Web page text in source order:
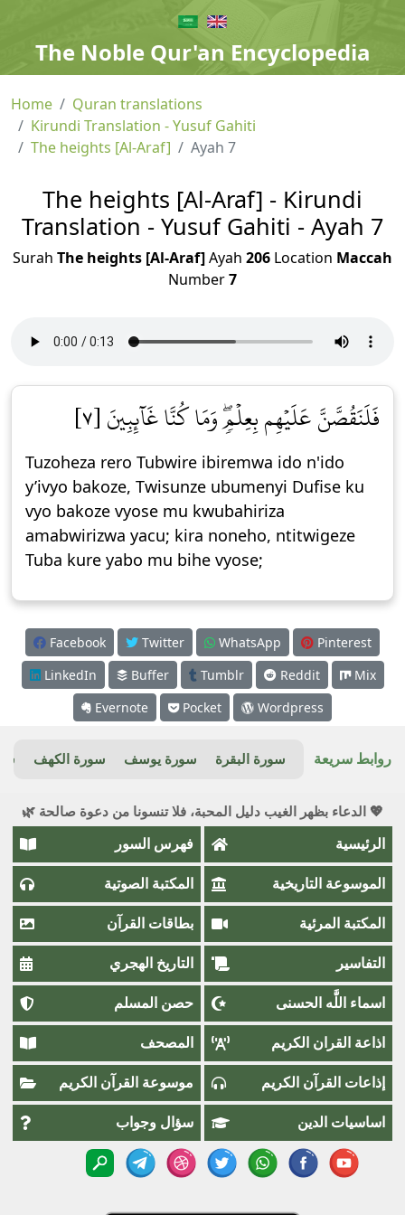
The Noble Qur'an Encyclopedia
Home
Quran translations
Kirundi Translation - Yusuf Gahiti
The heights [Al-Araf]
Ayah 7
The heights [Al-Araf] - Kirundi
Translation - Yusuf Gahiti - Ayah 7
Surah The heights [Al-Araf]Ayah 206 Location Maccah
Number7
فَلَنَقُصَّنَّ عَلَيۡهِم بِعِلۡمٖۖ وَمَا كُنَّا غَآئِبِينَ [٧]
Tuzoheza rero Tubwire ibiremwa ido n'ido
y’ivyo bakoze, Twisunze ubumenyi Dufise ku
vyo bakoze vyose mu kwubahiriza
amabwirizwa yacu; kira noneho, ntitwigeze
Tuba kure yabo mu bihe vyose;
Facebook Twitter WhatsApp
Pinterest
LinkedIn
Buffer Tumblr Reddit
Mix
Evernote
Pocket Wordpress
روابط سريعة سورة البقرة سورة يوسف سورة الكهف
💖 الدعاء بظهر الغيب دليل المحبة، فلا تنسونا من دعوة صالحة 🌿
الرئيسية فهرس السور
الموسوعة التاريخية المكتبة الصوتية
المكتبة المرئية بطاقات القرآن
التفاسير التاريخ الهجري
اسماء اللَّٰه الحسنى حصن المسلم
اذاعة القران الكريم المصحف
إذاعات القرآن الكريم موسوعة القرآن الكريم
اساسيات الدين سؤال وجواب